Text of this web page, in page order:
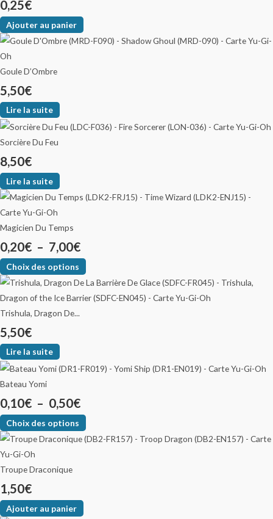
0,25€
Ajouter au panier
Goule D’Ombre
5,50€
Lire la suite
Sorcière Du Feu
8,50€
Lire la suite
Magicien Du Temps
0,20€ – 7,00€
Choix des options
Trishula, Dragon De...
5,50€
Lire la suite
Bateau Yomi
0,10€ – 0,50€
Choix des options
Troupe Draconique
1,50€
Ajouter au panier